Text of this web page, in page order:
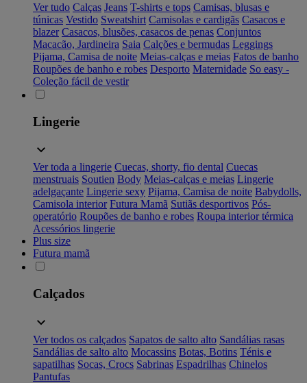
Ver tudo Calças Jeans T-shirts e tops Camisas, blusas e
túnicas Vestido Sweatshirt Camisolas e cardigãs Casacos e
blazer Casacos, blusões, casacos de penas Conjuntos
Macacão, Jardineira Saia Calções e bermudas Leggings
Pijama, Camisa de noite Meias-calças e meias Fatos de banho
Roupões de banho e robes Desporto Maternidade So easy -
Coleção fácil de vestir
Lingerie
Ver toda a lingerie Cuecas, shorty, fio dental Cuecas
menstruais Soutien Body Meias-calças e meias Lingerie
adelgaçante Lingerie sexy Pijama, Camisa de noite Babydolls,
Camisola interior Futura Mamã Sutiãs desportivos Pós-
operatório Roupões de banho e robes Roupa interior térmica
Acessórios lingerie
Plus size
Futura mamã
Calçados
Ver todos os calçados Sapatos de salto alto Sandálias rasas
Sandálias de salto alto Mocassins Botas, Botins Ténis e
sapatilhas Socas, Crocs Sabrinas Espadrilhas Chinelos
Pantufas